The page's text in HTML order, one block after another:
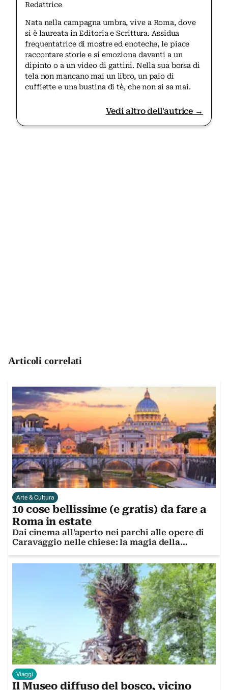
Redattrice
Nata nella campagna umbra, vive a Roma, dove
si è laureata in Editoria e Scrittura. Assidua
frequentatrice di mostre ed enoteche, le piace
raccontare storie e si emoziona davanti a un
dipinto o a un video di gattini. Nella sua borsa di
tela non mancano mai un libro, un paio di
cuffiette e una bustina di tè, che non si sa mai.
Vedi altro dell'autrice →
Articoli correlati
Arte & Cultura
10 cose bellissime (e gratis) da fare a
Roma in estate
Dai cinema all'aperto nei parchi alle opere di
Caravaggio nelle chiese: la magia della
Viaggi
Il Museo diffuso del bosco, vicino